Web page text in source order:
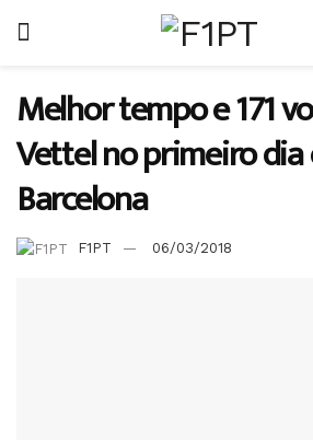
Melhor tempo e 171
Vettel no primeiro dia
Barcelona
F1PT 06/03/2018